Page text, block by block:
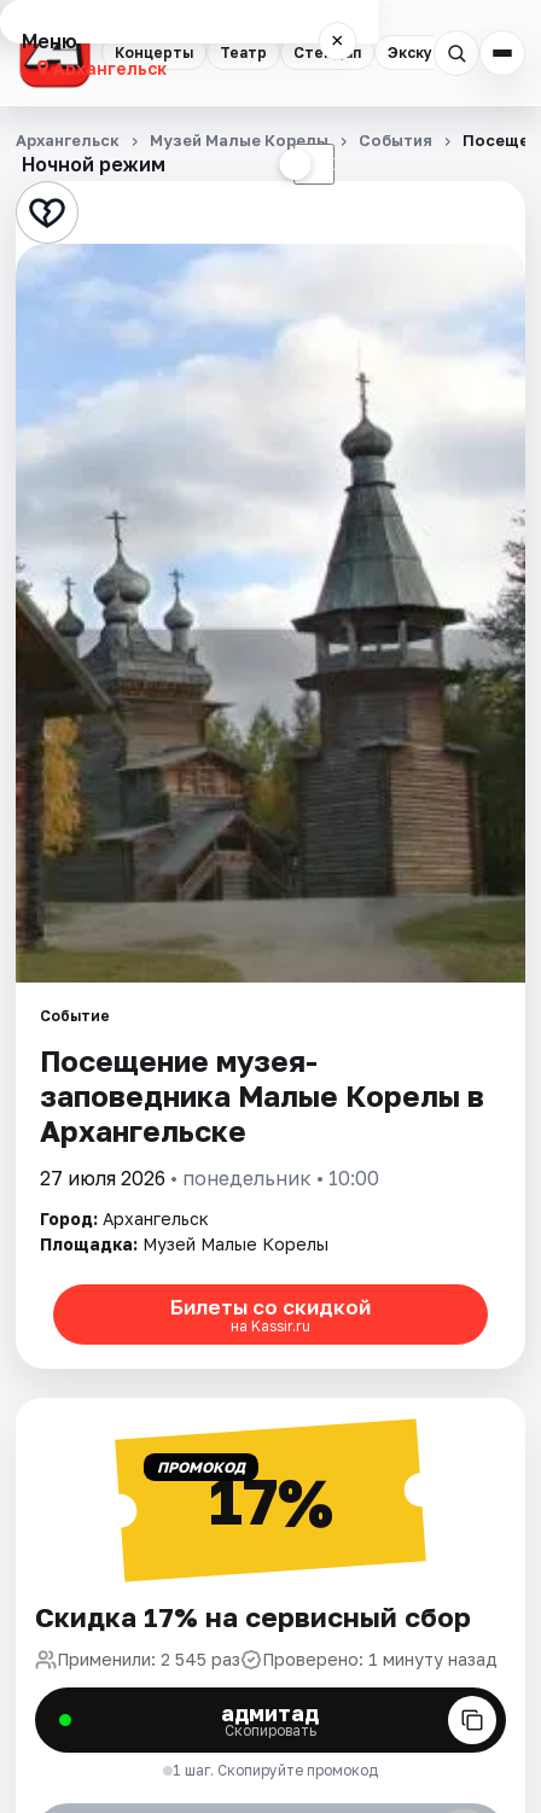
Концерты Театр Стендап Экскурсии
Меню ×
Архангельск
Концерты
Театр
Стендап
Площадки
Артисты
Рейтинги
Ночной режим ☾
Архангельск Музей Малые Корелы События
Событие
Посещение музея-
заповедника Малые Корелы в
Архангельске
27 июля 2026 • понедельник • 10:00
Город: Архангельск
Площадка: Музей Малые Корелы
Билеты со скидкой
на Kassir.ru
ПРОМОКОД17%
Скидка 17% на сервисный сбор
Применили: 2 545 раз Проверено: 1 минуту назад
адмитад
Скопировать
1 шаг. Скопируйте промокод